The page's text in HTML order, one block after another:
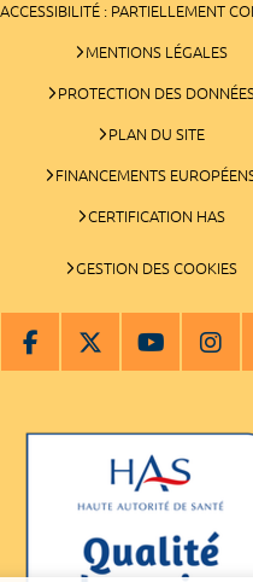
ACCESSIBILITÉ : PARTIELLEMENT
MENTIONS LÉGALES
PROTECTION DES
PLAN DU SITE
FINANCEMENTS
CERTIFICATION HAS
GESTION DES COOKIES